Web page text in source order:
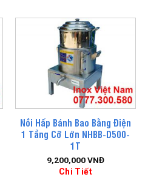
Nồi Hấp Bánh Bao Bằng Điện
1 Tầng Cỡ Lớn NHBB-D500-
1T
9,200,000VNĐ
Chi Tiết